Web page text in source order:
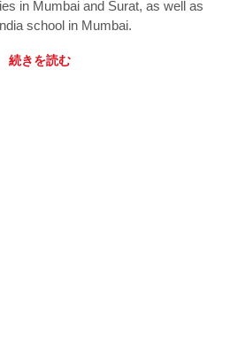
in Mumbai and Surat, as well as
school in Mumbai.
続きを読む